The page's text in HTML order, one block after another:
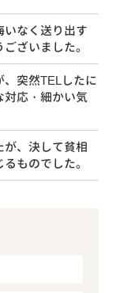
なく送り出す
ざいました。
突然TELしたに
対応・細かい気
、決して貧相
ものでした。